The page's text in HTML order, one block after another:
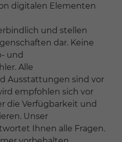
digitalen Elementen
und stellen
dar. Keine
und
Alle
Ausstattungen sind vor
empfohlen sich vor
die Verfügbarkeit und
Unser
Ihnen alle Fragen.